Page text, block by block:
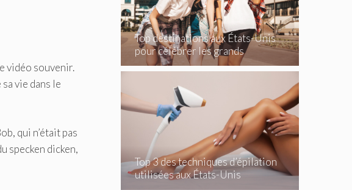
vidéo souvenir.
vie dans le
qui n’était pas
specken dicken,
Top destinations aux États-Unis
pour célébrer les grands
événements
Top 3 des techniques d’épilation
utilisées aux États-Unis